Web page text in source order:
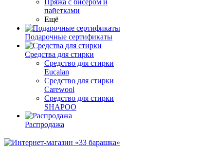
Пряжа с бисером и
пайетками
Ещё
Подарочные сертификаты
Средства для стирки
Средство для стирки
Eucalan
Средство для стирки
Carewool
Средство для стирки
SHAPOO
Распродажа